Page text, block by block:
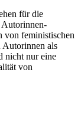
für die
Autorinnen-
von feministischen
als
nicht nur eine
von